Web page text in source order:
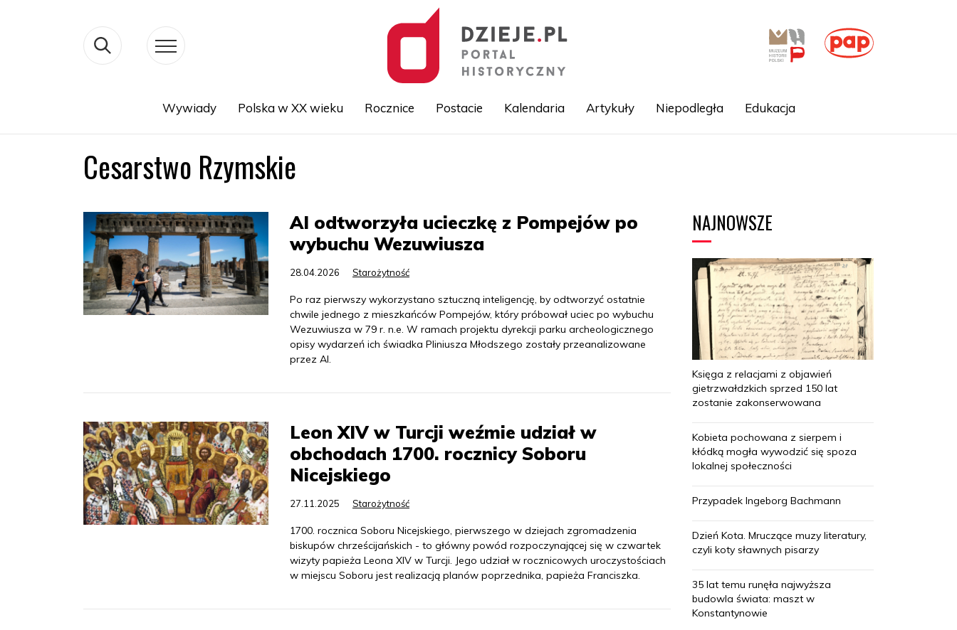
Wywiady Polska w XX wieku Rocznice Postacie Kalendaria Artykuły Niepodległa Edukacja
Cesarstwo Rzymskie
AI odtworzyła ucieczkę z Pompejów po
wybuchu Wezuwiusza
28.04.2026 Starożytność
Po raz pierwszy wykorzystano sztuczną inteligencję, by odtworzyć ostatnie
chwile jednego z mieszkańców Pompejów, który próbował uciec po wybuchu
Wezuwiusza w 79 r. n.e. W ramach projektu dyrekcji parku archeologicznego
opisy wydarzeń ich świadka Pliniusza Młodszego zostały przeanalizowane
przez AI.
Leon XIV w Turcji weźmie udział w
obchodach 1700. rocznicy Soboru
Nicejskiego
27.11.2025 Starożytność
1700. rocznica Soboru Nicejskiego, pierwszego w dziejach zgromadzenia
biskupów chrześcijańskich - to główny powód rozpoczynającej się w czwartek
wizyty papieża Leona XIV w Turcji. Jego udział w rocznicowych uroczystościach
w miejscu Soboru jest realizacją planów poprzednika, papieża Franciszka.
NAJNOWSZE
Księga z relacjami z objawień
gietrzwałdzkich sprzed 150 lat
zostanie zakonserwowana
Kobieta pochowana z sierpem i
kłódką mogła wywodzić się spoza
lokalnej społeczności
Przypadek Ingeborg Bachmann
Dzień Kota. Mruczące muzy literatury,
czyli koty sławnych pisarzy
35 lat temu runęła najwyższa
budowla świata: maszt w
Konstantynowie